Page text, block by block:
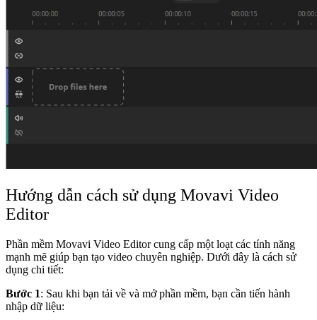
Hướng dẫn cách sử dụng Movavi Video
Editor
Phần mềm Movavi Video Editor cung cấp một loạt các tính năng
mạnh mẽ giúp bạn tạo video chuyên nghiệp. Dưới đây là cách sử
dụng chi tiết:
Bước 1: Sau khi bạn tải về và mở phần mềm, bạn cần tiến hành
nhập dữ liệu: